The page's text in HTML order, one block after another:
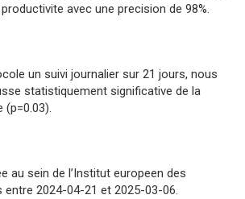
avec une precision de 98%.
un suivi journalier sur 21 jours, nous
statistiquement significative de la
au sein de l’Institut europeen des
2024-04-21 et 2025-03-06.